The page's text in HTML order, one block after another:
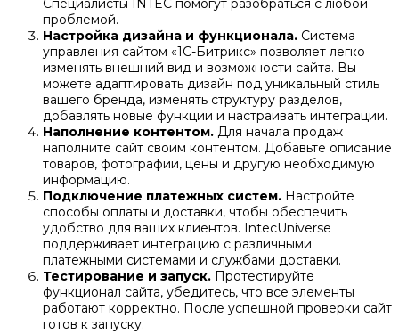
Специалисты INTEC помогут разобраться с любой
проблемой.
Настройка дизайна и функционала. Система
управления сайтом «1С-Битрикс» позволяет легко
изменять внешний вид и возможности сайта. Вы
можете адаптировать дизайн под уникальный стиль
вашего бренда, изменять структуру разделов,
добавлять новые функции и настраивать интеграции.
Наполнение контентом. Для начала продаж
наполните сайт своим контентом. Добавьте описание
товаров, фотографии, цены и другую необходимую
информацию.
Подключение платежных систем. Настройте
способы оплаты и доставки, чтобы обеспечить
удобство для ваших клиентов. IntecUniverse
поддерживает интеграцию с различными
платежными системами и службами доставки.
Тестирование и запуск. Протестируйте
функционал сайта, убедитесь, что все элементы
работают корректно. После успешной проверки сайт
готов к запуску.